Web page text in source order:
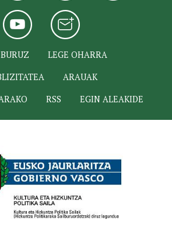
LEGE OHARRA
ARAUAK
RSS EGIN ALEAKIDE